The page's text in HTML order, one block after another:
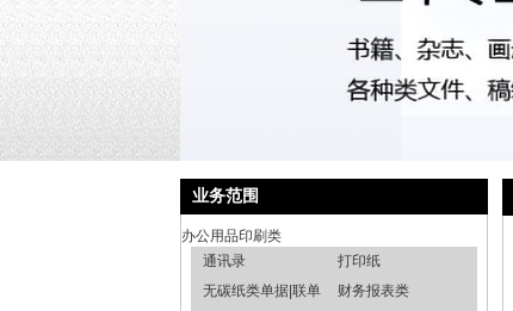
业务范围
办公用品印刷类
通讯录
打印纸
无碳纸类单据|联单
财务报表类